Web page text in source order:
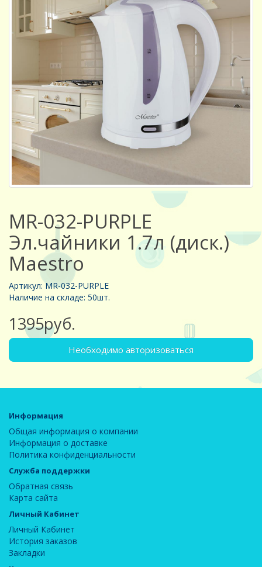
MR-032-PURPLE
Эл.чайники 1.7л (диск.)
Maestro
Артикул: MR-032-PURPLE
Наличие на складе: 50шт.
1395руб.
Необходимо авторизоваться
Информация
Общая информация о компании
Информация о доставке
Политика конфиденциальности
Служба поддержки
Обратная связь
Карта сайта
Личный Кабинет
Личный Кабинет
История заказов
Закладки